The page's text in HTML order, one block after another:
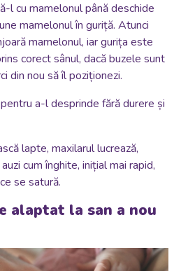
l cu mamelonul până deschide
mamelonul în guriță. Atunci
mamelonul, iar gurița este
corect sânul, dacă buzele sunt
din nou să îl poziționezi.
a-l desprinde fără durere și
lapte, maxilarul lucrează,
cum înghite, inițial mai rapid,
se satură.
alaptat la san a nou